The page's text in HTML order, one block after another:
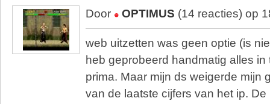
Door OPTIMUS (14 reacties) op
web uitzetten was geen optie (is
heb geprobeerd handmatig alles
prima. Maar mijn ds weigerde mijn
van de laatste cijfers van het ip.